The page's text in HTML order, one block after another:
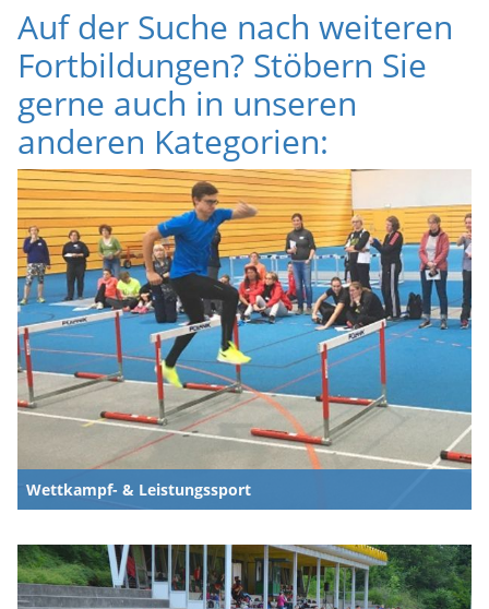
Auf der Suche nach weiteren
Fortbildungen? Stöbern Sie
gerne auch in unseren
anderen Kategorien:
Wettkampf- & Leistungssport